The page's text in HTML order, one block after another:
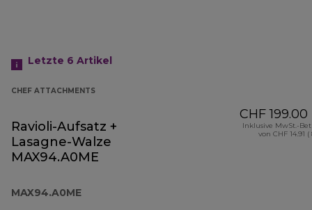
Letzte 6 Artikel
CHEF ATTACHMENTS
Ravioli-Aufsatz +
Lasagne-Walze
MAX94.A0ME
MAX94.A0ME
CHF 199.00
Inklusive MwSt.-
von CHF 14.91 (